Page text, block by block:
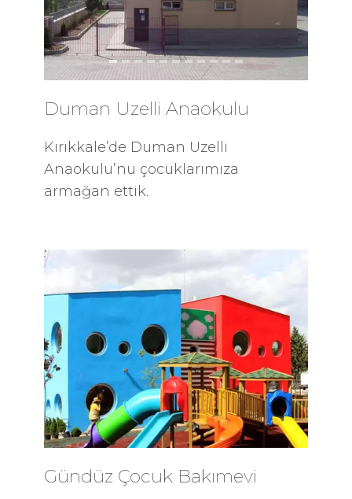
Duman Uzelli Anaokulu
Kırıkkale’de Duman Uzelli
Anaokulu’nu çocuklarımıza
armağan ettik.
Gündüz Çocuk Bakımevi